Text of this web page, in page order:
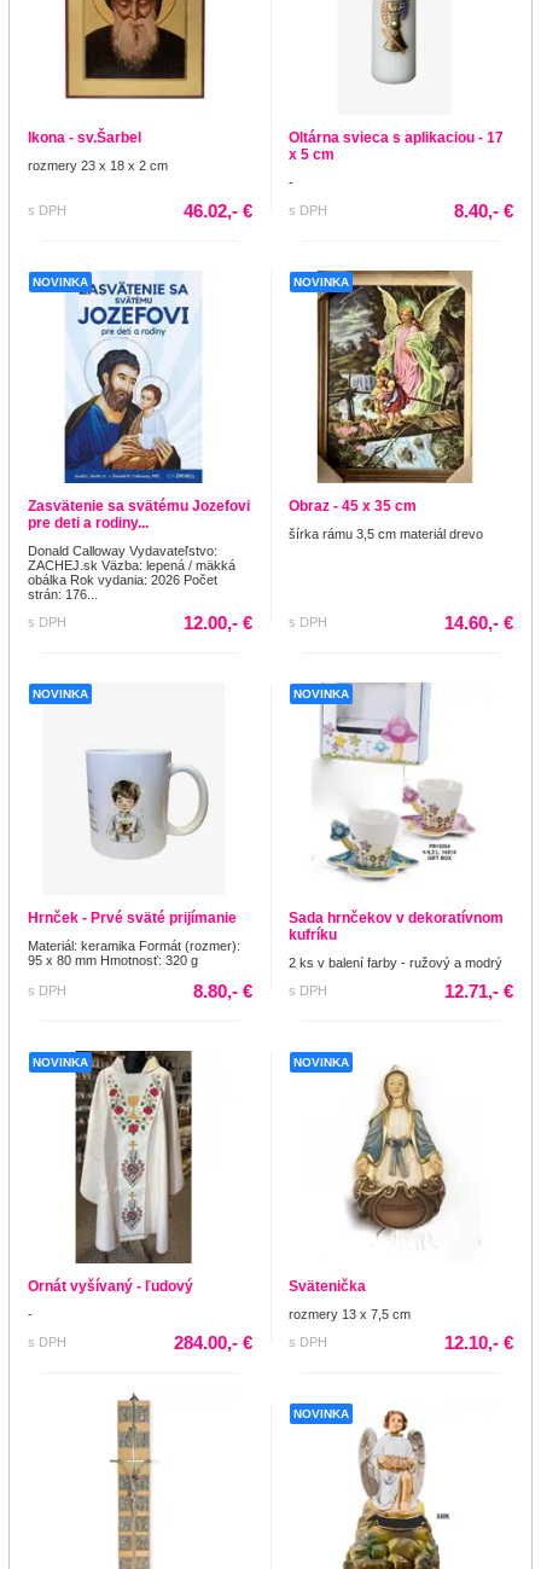
Ikona - sv.Šarbel
rozmery 23 x 18 x 2 cm
s DPH 46.02,- €
Oltárna svieca s aplikaciou - 17
x 5 cm
-
s DPH
8.40,- €
NOVINKA
Zasvätenie sa svätému Jozefovi
pre deti a rodiny...
Donald Calloway Vydavateľstvo:
ZACHEJ.sk Väzba: lepená / mäkká
obálka Rok vydania: 2026 Počet
strán: 176...
s DPH
12.00,- €
NOVINKA
Obraz - 45 x 35 cm
šírka rámu 3,5 cm materiál drevo
s DPH 14.60,- €
NOVINKA
Hrnček - Prvé sväté prijímanie
Materiál: keramika Formát (rozmer):
95 x 80 mm Hmotnosť: 320 g
s DPH 8.80,- €
NOVINKA
Sada hrnčekov v dekoratívnom
kufríku
2 ks v balení farby - ružový a modrý
s DPH
12.71,- €
NOVINKA
Ornát vyšívaný - ľudový
-
s DPH
284.00,- €
NOVINKA
Svätenička
rozmery 13 x 7,5 cm
s DPH
12.10,- €
NOVINKA